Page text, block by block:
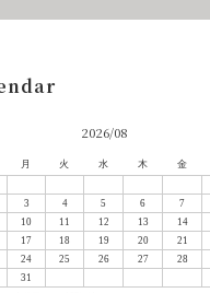
2026/08
月 火 水 木 金
3 4 5 6 7
10 11 12 13 14
17 18 19 20 21
24 25 26 27 28
31